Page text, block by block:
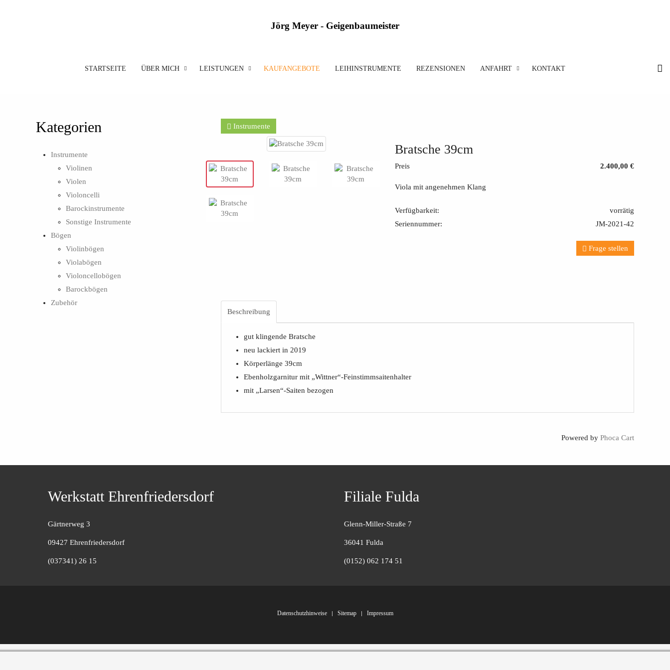
Jörg Meyer - Geigenbaumeister
STARTSEITE ÜBER MICH LEISTUNGEN KAUFANGEBOTE LEIHINSTRUMENTE REZENSIONEN ANFAHRT KONTAKT
Instrumente
Bratsche 39cm
Preis 2.400,00 €
Viola mit angenehmen Klang
Verfügbarkeit:
vorrätig
Seriennummer:
JM-2021-42
Frage stellen
Beschreibung
gut klingende Bratsche
neu lackiert in 2019
Körperlänge 39cm
Ebenholzgarnitur mit „Wittner“-Feinstimmsaitenhalter
mit „Larsen“-Saiten bezogen
Powered by Phoca Cart
Kategorien
Instrumente
Violinen
Violen
Violoncelli
Barockinstrumente
Sonstige Instrumente
Bögen
Violinbögen
Violabögen
Violoncellobögen
Barockbögen
Zubehör
Werkstatt Ehrenfriedersdorf
Gärtnerweg 3
09427 Ehrenfriedersdorf
(037341) 26 15
Filiale Fulda
Glenn-Miller-Straße 7
36041 Fulda
(0152) 062 174 51
Datenschutzhinweise Sitemap Impressum